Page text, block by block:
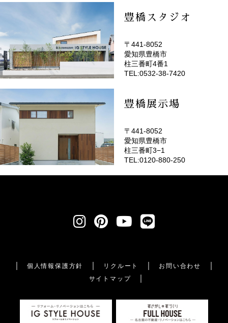
豊橋スタジオ
(EMOTOP豊橋)
〒441-8052
愛知県豊橋市
柱三番町4番1
TEL:0532-38-7420
豊橋展示場
〒441-8052
愛知県豊橋市
柱三番町3−1
TEL:0120-880-250
個人情報保護方針 リクルート
お問い合わせ
サイトマップ